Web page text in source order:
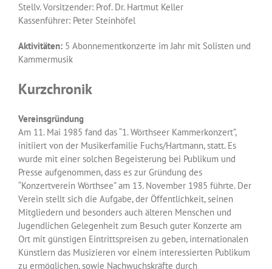
Stellv. Vorsitzender: Prof. Dr. Hartmut Keller
Kassenführer: Peter Steinhöfel
Aktivitäten: 5 Abonnementkonzerte im Jahr mit Solisten und
Kammermusik
Kurzchronik
Vereinsgründung
Am 11. Mai 1985 fand das “1. Wörthseer Kammerkonzert”,
initiiert von der Musikerfamilie Fuchs/Hartmann, statt. Es
wurde mit einer solchen Begeisterung bei Publikum und
Presse aufgenommen, dass es zur Gründung des
“Konzertverein Wörthsee” am 13. November 1985 führte. Der
Verein stellt sich die Aufgabe, der Öffentlichkeit, seinen
Mitgliedern und besonders auch älteren Menschen und
Jugendlichen Gelegenheit zum Besuch guter Konzerte am
Ort mit günstigen Eintrittspreisen zu geben, internationalen
Künstlern das Musizieren vor einem interessierten Publikum
zu ermöglichen, sowie Nachwuchskräfte durch